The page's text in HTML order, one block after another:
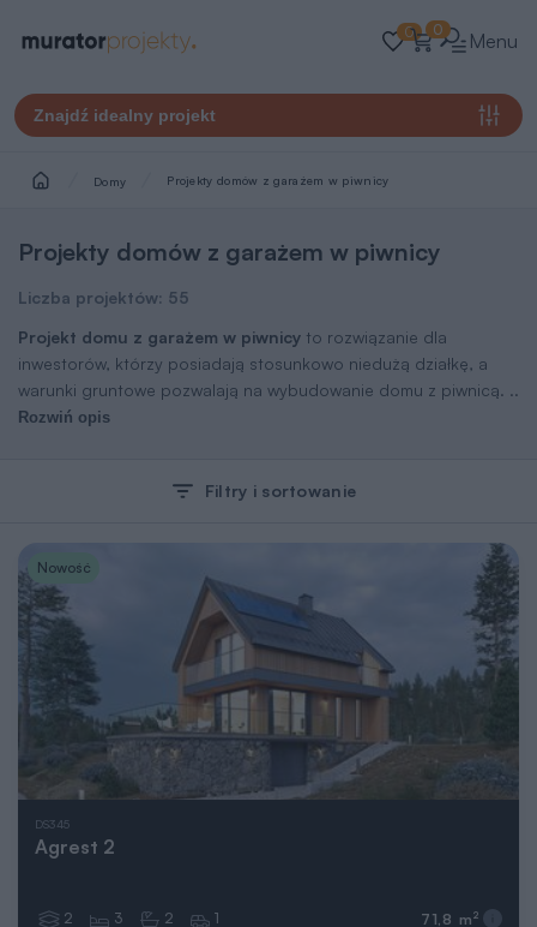
0 0 Menu
Znajdź idealny projekt
Domy Projekty domów z garażem w piwnicy
Projekty domów z garażem w piwnicy
Liczba projektów: 55
Projekt domu z garażem w piwnicy to rozwiązanie dla
inwestorów, którzy posiadają stosunkowo niedużą działkę, a
warunki gruntowe pozwalają na wybudowanie domu z piwnicą. ..
Rozwiń opis
Filtry i sortowanie
Nowość
DS345
Agrest 2
2 3 2 1 71,8 m 2